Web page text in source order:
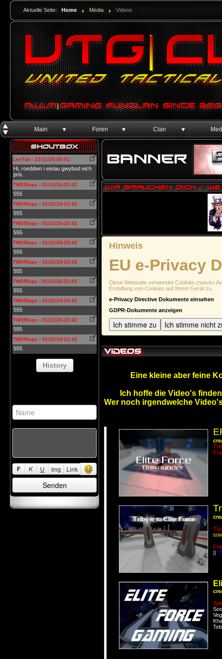
Aktuelle Seite:Home Media Videos
Main Foren Clan
Shoutbox
LeeTuh - 13/11/25-09:01
Hi, roeddwn i eisiau gwybod eich
pris.
TWSfSopc - 01/11/24-23:42
555
TWSfSopc - 01/11/24-23:42
555
TWSfSopc - 01/11/24-23:42
555
TWSfSopc - 01/11/24-23:42
555
TWSfSopc - 01/11/24-23:42
555
TWSfSopc - 01/11/24-23:42
555
TWSfSopc - 01/11/24-23:42
555
TWSfSopc - 01/11/24-23:42
555
TWSfSopc - 01/11/24-23:42
555
History
F K U Img Link
WIR BRAUCHEN DICH /
Hinweis
EU e-Privacy
Diese Webseite verwendet Cookies zwecks
Erstellung von Cookies auf Ihrem Gerät zu.
e-Privacy Directive Dokumente einsehen
GDPR-Dokumente anzeigen
Ich stimme zu Ich stimme nicht
Videos
Eine kleine aber feine
Ich hoffe die Video's
Wer noch irgendwelche
||